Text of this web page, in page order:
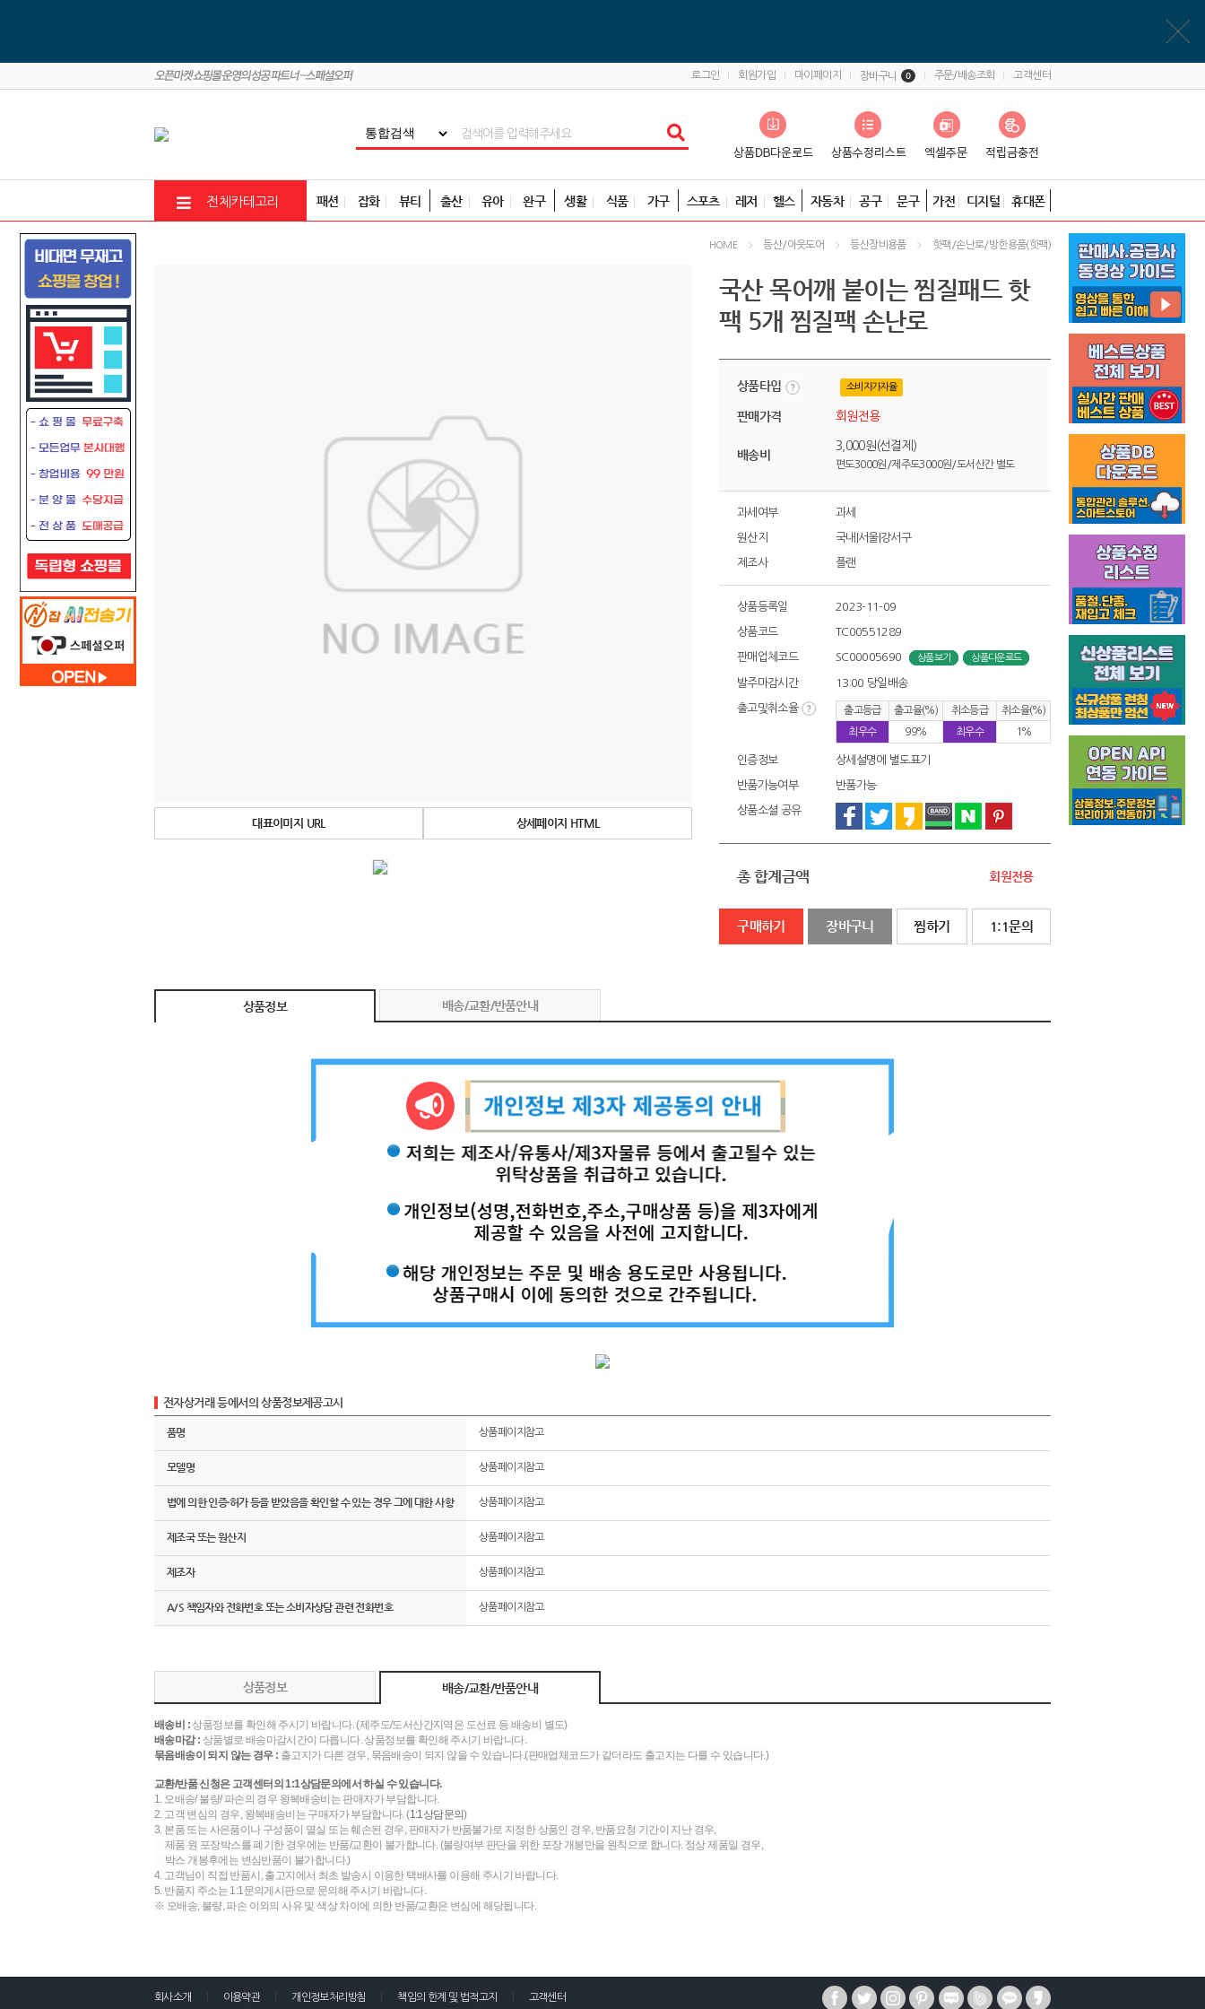
로그인 회원가입 마이페이지 장바구니 0 주문/배송조회 고객센터
전체카테고리 패션 잡화 뷰티 출산 유아 완구 생활 식품 가구 스포츠 레저 헬스 자동차 공구 문구 가전 디지털 휴대폰
HOME 등산/아웃도어 등산장비용품 핫팩/손난로/방한용품(핫팩)
대표이미지 URL 상세페이지 HTML
국산 목어깨 붙이는 찜질패드 핫
팩 5개 찜질팩 손난로
상품타입 소비자가자율
판매가격 회원전용
배송비
3,000원(선결제)
편도3000원/제주도3000원/도서산간 별도
과세여부 과세
원산지 국내|서울|강서구
제조사 플랜
상품등록일 2023-11-09
상품코드 TC00551289
판매업체코드 SC00005690 상품보기 상품다운로드
발주마감시간 13:00 당일배송
출고및취소율 출고등급 출고율(%) 취소등급
취소율(%)
최우수
99% 최우수 1%
인증정보 상세설명에 별도표기
반품가능여부 반품가능
상품소셜 공유
총 합계금액 회원전용
구매하기 장바구니 찜하기 1:1문의
상품정보 배송/교환/반품안내
전자상거래 등에서의 상품정보제공고시
품명 상품페이지참고
모델명 상품페이지참고
법에 의한 인증·허가 등을 받았음을 확인할 수 있는 경우 그에 대한 사항 상품페이지참고
제조국 또는 원산지 상품페이지참고
제조자 상품페이지참고
A/S 책임자와 전화번호 또는 소비자상담 관련 전화번호 상품페이지참고
상품정보 배송/교환/반품안내
배송비 :상품정보를 확인해 주시기 바랍니다. (제주도/도서산간지역은 도선료 등 배송비 별도)
배송마감 : 상품별로 배송마감시간이 다릅니다. 상품정보를 확인해 주시기 바랍니다.
묶음배송이 되지 않는 경우 : 출고지가 다른 경우, 묶음배송이 되지 않을 수 있습니다.(판매업체코드가 같더라도 출고지는 다를 수 있습니다.)
교환/반품 신청은 고객센터의 1:1상담문의에서 하실 수 있습니다.
1. 오배송/ 불량/ 파손의 경우 왕복배송비는 판매자가 부담합니다.
2. 고객 변심의 경우, 왕복배송비는 구매자가 부담합니다. (1:1상담문의)
3. 본품 또는 사은품이나 구성품이 멸실 또는 훼손된 경우, 판매자가 반품불가로 지정한 상품인 경우, 반품요청 기간이 지난 경우,
제품 원 포장박스를 폐기한 경우에는 반품/교환이 불가합니다. (불량여부 판단을 위한 포장 개봉만을 원칙으로 합니다. 정상 제품일 경우,
박스 개봉후에는 변심반품이 불가합니다.)
4. 고객님이 직접 반품시, 출고지에서 최초 발송시 이용한 택배사를 이용해 주시기 바랍니다.
5. 반품지 주소는 1:1문의게시판으로 문의해 주시기 바랍니다.
※ 오배송, 불량, 파손 이외의 사유 및 색상 차이에 의한 반품/교환은 변심에 해당됩니다.
회사소개 이용약관 개인정보처리방침 책임의 한계 및 법적고지 고객센터